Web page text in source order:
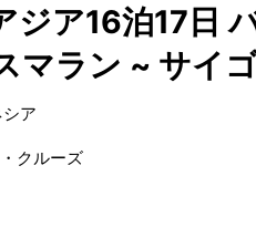
ジア16泊17日
マラン ~ サイ
ア
クルーズ